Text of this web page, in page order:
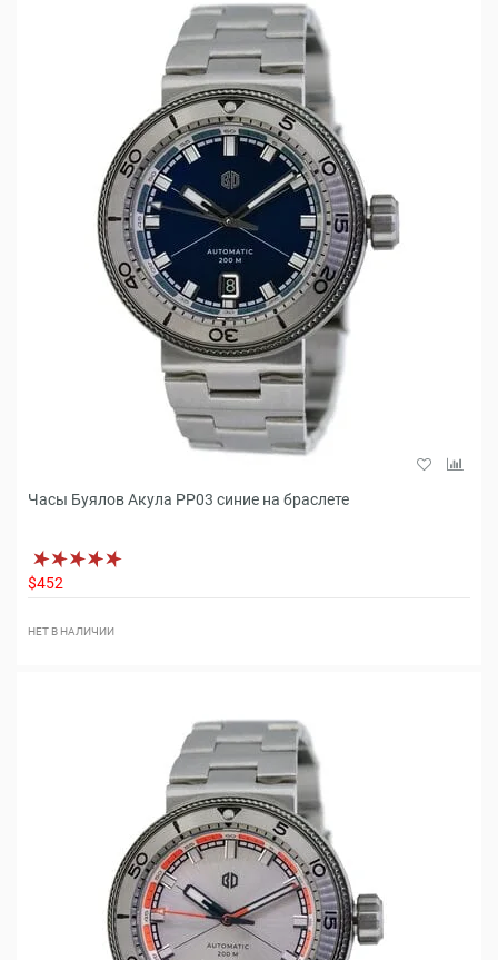
Часы Буялов Акула РР03 синие на браслете
$452
НЕТ В НАЛИЧИИ